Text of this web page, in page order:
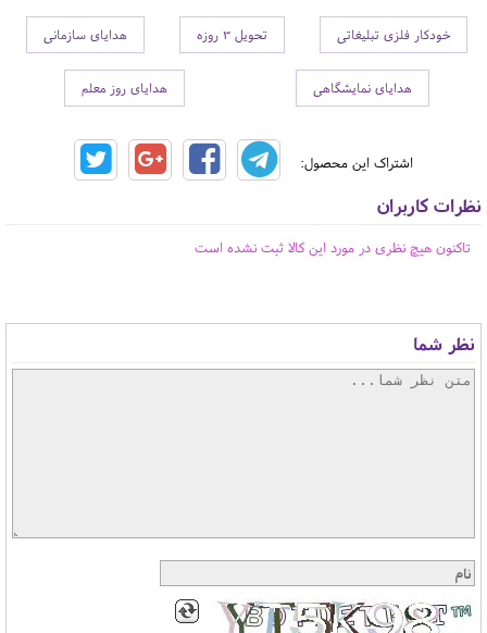
خودکار فلزی تبلیغاتی تحویل 3 روزه هدایای سازمانی
هدایای نمایشگاهی هدایای روز معلم
اشتراک این محصول:
نظرات کاربران
تاکنون هیچ نظری در مورد این کالا ثبت نشده است
نظر شما